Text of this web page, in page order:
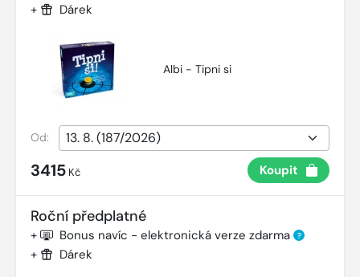
+ Dárek
Albi - Tipni si
Od:
3415 Kč Koupit
Roční předplatné
+ Bonus navíc - elektronická verze zdarma ?
+ Dárek